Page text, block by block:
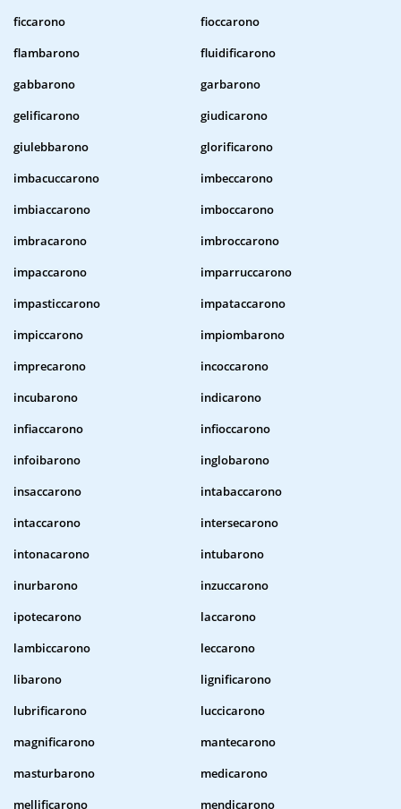
ficcarono
fioccarono
flambarono
fluidificarono
gabbarono
garbarono
gelificarono
giudicarono
giulebbarono
glorificarono
imbacuccarono
imbeccarono
imbiaccarono
imboccarono
imbracarono
imbroccarono
impaccarono
imparruccarono
impasticcarono
impataccarono
impiccarono
impiombarono
imprecarono
incoccarono
incubarono
indicarono
infiaccarono
infioccarono
infoibarono
inglobarono
insaccarono
intabaccarono
intaccarono
intersecarono
intonacarono
intubarono
inurbarono
inzuccarono
ipotecarono
laccarono
lambiccarono
leccarono
libarono
lignificarono
lubrificarono
luccicarono
magnificarono
mantecarono
masturbarono
medicarono
mellificarono
mendicarono